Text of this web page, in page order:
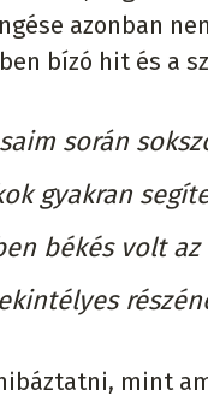
azonban
bízó hit és a
során
gyakran
békés volt
mint